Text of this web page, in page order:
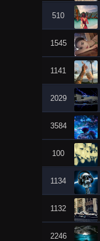
510
1545
1141
2029
3584
100
1134
1132
2246